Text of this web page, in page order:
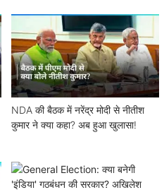
NDA की बैठक में नरेंद्र मोदी से नीतीश
कुमार ने क्या कहा? अब हुआ खुलासा!